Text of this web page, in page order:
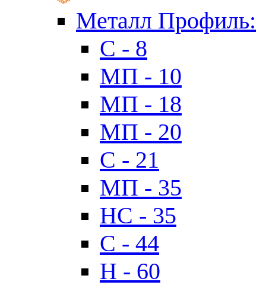
Металл Профиль:
C - 8
МП - 10
МП - 18
МП - 20
C - 21
МП - 35
HC - 35
C - 44
H - 60